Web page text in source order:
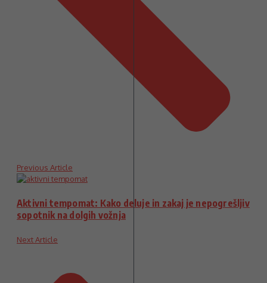
Previous Article
Aktivni tempomat: Kako deluje in zakaj je nepogrešljiv
sopotnik na dolgih vožnja
Next Article